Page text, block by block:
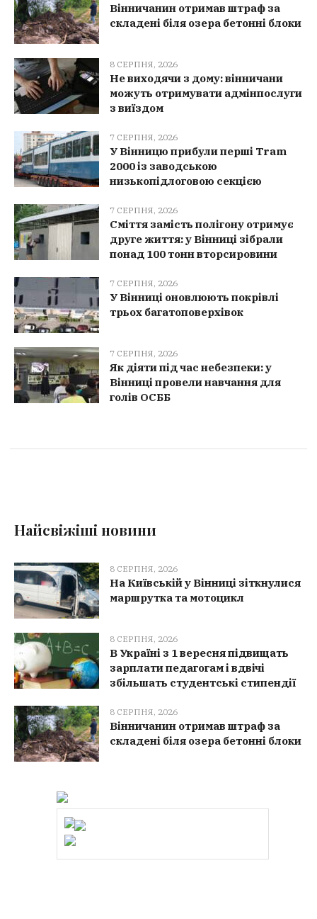
Вінничанин отримав штраф за
складені біля озера бетонні блоки
8 СЕРПНЯ, 2026
Не виходячи з дому: вінничани
можуть отримувати адмінпослуги
з виїздом
7 СЕРПНЯ, 2026
У Вінницю прибули перші Tram
2000 із заводською
низькопідлоговою секцією
7 СЕРПНЯ, 2026
Сміття замість полігону отримує
друге життя: у Вінниці зібрали
понад 100 тонн вторсировини
7 СЕРПНЯ, 2026
У Вінниці оновлюють покрівлі
трьох багатоповерхівок
7 СЕРПНЯ, 2026
Як діяти під час небезпеки: у
Вінниці провели навчання для
голів ОСББ
Найсвіжіші новини
8 СЕРПНЯ, 2026
На Київській у Вінниці зіткнулися
маршрутка та мотоцикл
8 СЕРПНЯ, 2026
В Україні з 1 вересня підвищать
зарплати педагогам і вдвічі
збільшать студентські стипендії
8 СЕРПНЯ, 2026
Вінничанин отримав штраф за
складені біля озера бетонні блоки